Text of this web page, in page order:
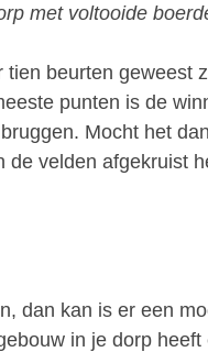
met voltooide
beurten geweest
punten is de
Mocht het
de velden afgekruist
dan kan is er een
in je dorp